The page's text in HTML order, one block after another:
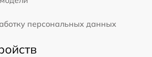
персональных данных